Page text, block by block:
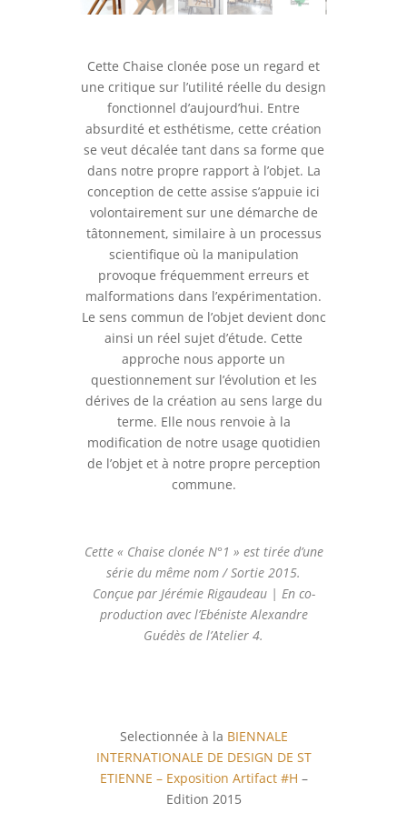
Cette Chaise clonée pose un regard et
une critique sur l’utilité réelle du design
fonctionnel d’aujourd’hui. Entre
absurdité et esthétisme, cette création
se veut décalée tant dans sa forme que
dans notre propre rapport à l’objet. La
conception de cette assise s’appuie ici
volontairement sur une démarche de
tâtonnement, similaire à un processus
scientifique où la manipulation
provoque fréquemment erreurs et
malformations dans l’expérimentation.
Le sens commun de l’objet devient donc
ainsi un réel sujet d’étude. Cette
approche nous apporte un
questionnement sur l’évolution et les
dérives de la création au sens large du
terme. Elle nous renvoie à la
modification de notre usage quotidien
de l’objet et à notre propre perception
commune.
Cette « Chaise clonée N°1 » est tirée d’une
série du même nom / Sortie 2015.
Conçue par Jérémie Rigaudeau | En co-
production avec l’Ebéniste Alexandre
Guédès de l’Atelier 4.
Selectionnée à la BIENNALE
INTERNATIONALE DE DESIGN DE ST
ETIENNE – Exposition Artifact #H –
Edition 2015